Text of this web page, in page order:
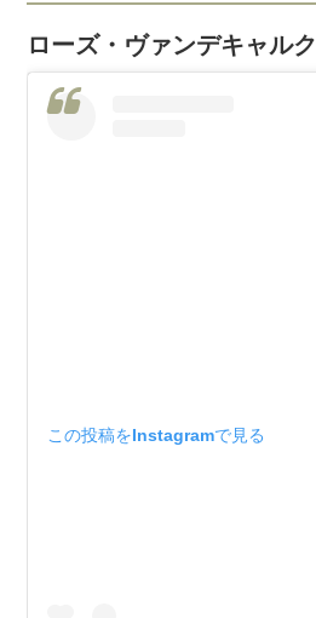
ローズ・ヴァンデキャル
この投稿をInstagramで見る